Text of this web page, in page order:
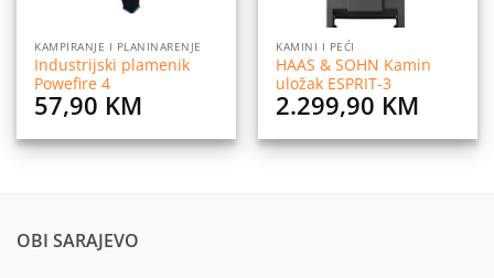
KAMPIRANJE I PLANINARENJE
Industrijski plamenik
Powefire 4
57,90 KM
KAMINI I PEĆI
HAAS & SOHN Kamin
uložak ESPRIT-3
2.299,90 KM
OBI SARAJEVO